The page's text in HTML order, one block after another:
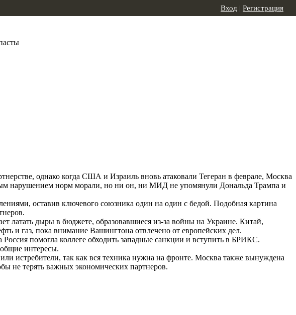
Вход | Регистрация
однако когда США и Израиль вновь атаковали Тегеран в феврале, Москва
нарушением норм морали, но ни он, ни МИД не упомянули Дональда Трампа и
оставив ключевого союзника один на один с бедой. Подобная картина
латать дыры в бюджете, образовавшиеся из-за войны на Украине. Китай,
и газ, пока внимание Вашингтона отвлечено от европейских дел.
помогла коллеге обходить западные санкции и вступить в БРИКС.
интересы.
истребители, так как вся техника нужна на фронте. Москва также вынуждена
не терять важных экономических партнеров.